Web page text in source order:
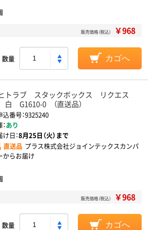
販売価格（税込） ￥968
数量 カゴへ
トラブ スタックボックス リクエス
白 G1610-0 （直送品）
込番号：9325240
あり
日：8月25日（火）まで
直送品 プラス株式会社ジョインテックスカンパ
からお届け
販売価格（税込） ￥968
数量 カゴへ